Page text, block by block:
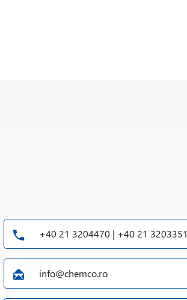
+40 21 3204470 | +40 21 3203351
info@chemco.ro